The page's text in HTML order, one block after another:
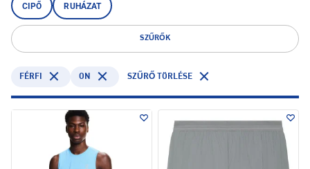
CIPŐ RUHÁZAT
SZŰRŐK
FÉRFI ON SZŰRŐ TÖRLÉSE